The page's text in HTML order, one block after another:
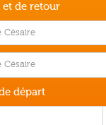
et de retour
Césaire
Césaire
départ